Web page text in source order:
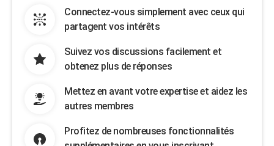
Connectez-vous simplement avec ceux qui
partagent vos intérêts
Suivez vos discussions facilement et
obtenez plus de réponses
Mettez en avant votre expertise et aidez les
autres membres
Profitez de nombreuses fonctionnalités